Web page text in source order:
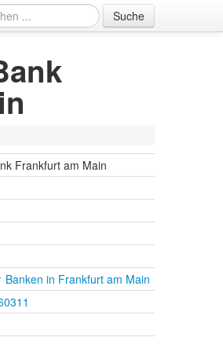
Suche
Frankfurt am Main
Banken in Frankfurt am Main